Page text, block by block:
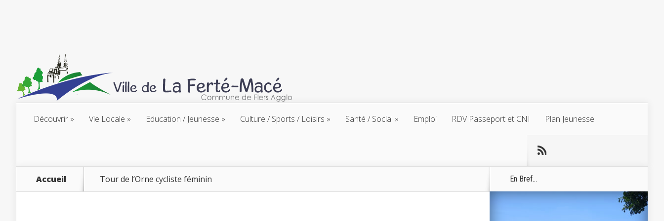
Découvrir Vie Locale Education / Jeunesse Culture / Sports / Loisirs Santé / Social Emploi RDV Passeport et CNI Plan Jeunesse
Accueil Tour de l’Orne cycliste féminin En Bref...